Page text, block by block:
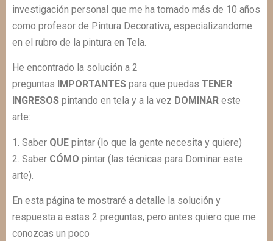
investigación personal que me ha tomado más de 10 años
como profesor de Pintura Decorativa, especializandome
en el rubro de la pintura en Tela.
He encontrado la solución a 2
preguntas
IMPORTANTES para que puedas TENER
INGRESOS pintando en tela y a la vez DOMINAR este
arte:
1. Saber QUE pintar (lo que la gente necesita y quiere)
2. Saber CÓMO pintar (las técnicas para Dominar este
arte).
En esta página te mostraré a detalle la solución y
respuesta a estas 2 preguntas, pero antes quiero que me
conozcas un poco